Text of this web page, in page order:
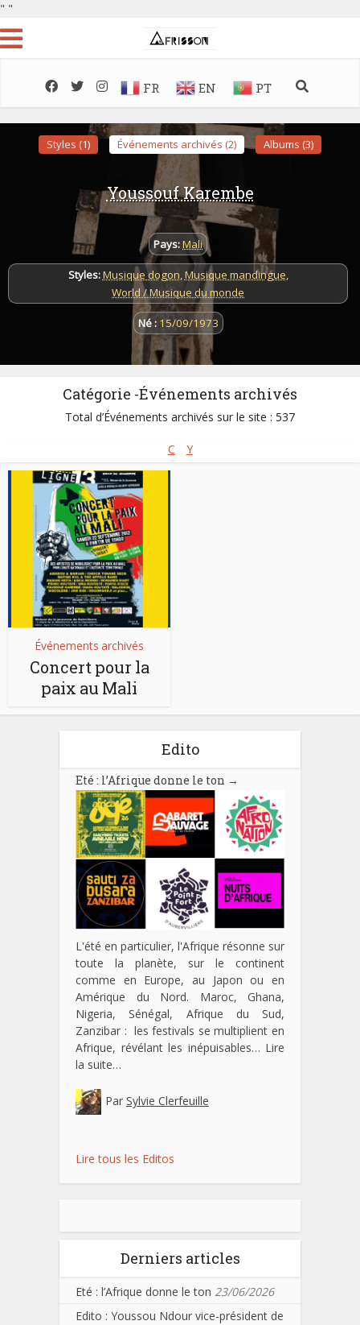
" "
FR EN PT
Styles (1) Événements archivés (2) Albums (3)
Youssouf Karembe
Pays:Mali
Styles:Musique dogon,Musique mandingue,
World / Musique du monde
Né : 15/09/1973
Catégorie -Événements archivés
Total d’Événements archivés sur le site : 537
C Y
Événements archivés
Concert pour la
paix au Mali
Edito
Eté : l’Afrique donne le ton →
L'été en particulier, l'Afrique résonne sur
toute la planète, sur le continent
comme en Europe, au Japon ou en
Amérique du Nord. Maroc, Ghana,
Nigeria, Sénégal, Afrique du Sud,
Zanzibar : les festivals se multiplient en
Afrique, révélant les inépuisables… Lire
la suite…
Par Sylvie Clerfeuille
Lire tous les Editos
Derniers articles
Eté : l’Afrique donne le ton 23/06/2026
Edito : Youssou Ndour vice-président de